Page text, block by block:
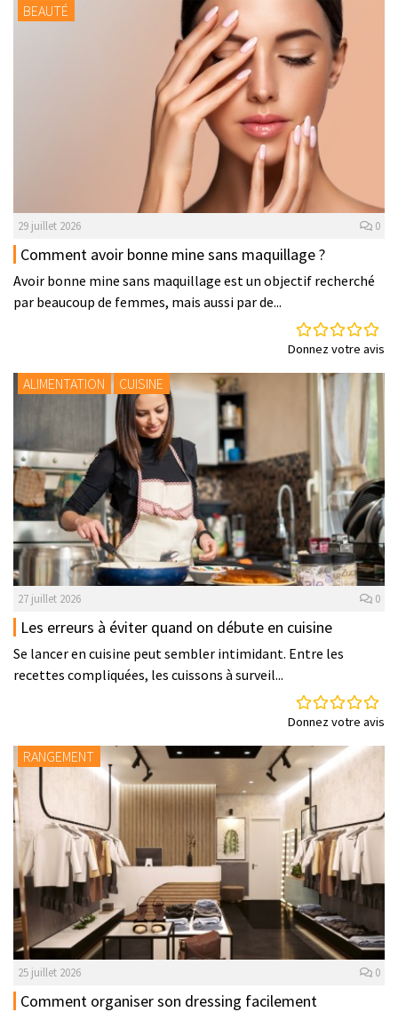
BEAUTÉ
29 juillet 2026 0
Comment avoir bonne mine sans maquillage ?
Avoir bonne mine sans maquillage est un objectif recherché
par beaucoup de femmes, mais aussi par de...
Donnez votre avis
ALIMENTATION CUISINE
27 juillet 2026 0
Les erreurs à éviter quand on débute en cuisine
Se lancer en cuisine peut sembler intimidant. Entre les
recettes compliquées, les cuissons à surveil...
Donnez votre avis
RANGEMENT
25 juillet 2026 0
Comment organiser son dressing facilement